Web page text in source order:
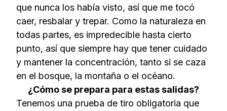
que nunca los había visto, así que me tocó
caer, resbalar y trepar. Como la naturaleza en
todas partes, es impredecible hasta cierto
punto, así que siempre hay que tener cuidado
y mantener la concentración, tanto si se caza
en el bosque, la montaña o el océano.
¿Cómo se prepara para estas salidas?
Tenemos una prueba de tiro obligatoria que